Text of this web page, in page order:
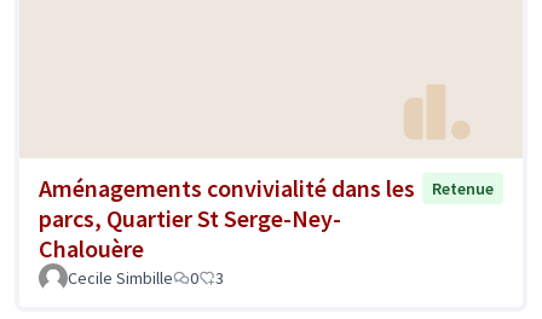
Aménagements convivialité dans les
parcs, Quartier St Serge-Ney-
Chalouère
Retenue
Cecile Simbille 0 3